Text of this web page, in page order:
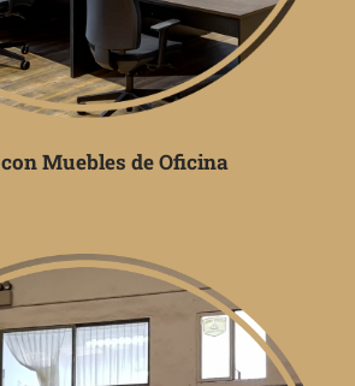
Muebles de Oficina